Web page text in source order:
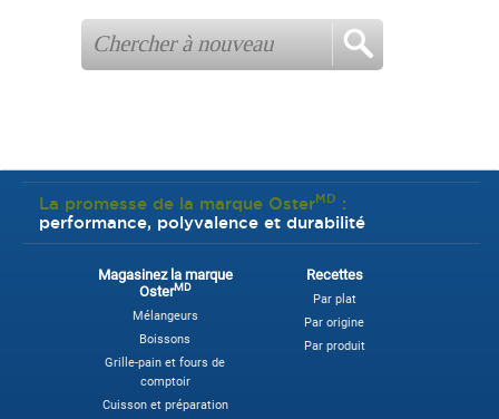
La promesse de la marque OsterMD :
performance, polyvalence et durabilité
Magasinez la marque
OsterMD
Mélangeurs
Boissons
Grille-pain et fours de
comptoir
Cuisson et préparation
Recettes
Par plat
Par origine
Par produit